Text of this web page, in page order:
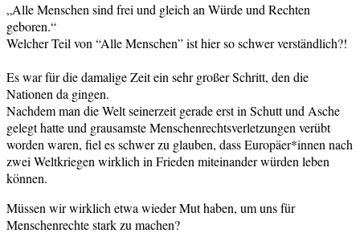
„Alle Menschen sind frei und gleich an Würde und Rechten
geboren.“
Welcher Teil von “Alle Menschen” ist hier so schwer verständlich?!
Es war für die damalige Zeit ein sehr großer Schritt, den die
Nationen da gingen.
Nachdem man die Welt seinerzeit gerade erst in Schutt und Asche
gelegt hatte und grausamste Menschenrechtsverletzungen verübt
worden waren, fiel es schwer zu glauben, dass Europäer*innen nach
zwei Weltkriegen wirklich in Frieden miteinander würden leben
können.
Müssen wir wirklich etwa wieder Mut haben, um uns für
Menschenrechte stark zu machen?